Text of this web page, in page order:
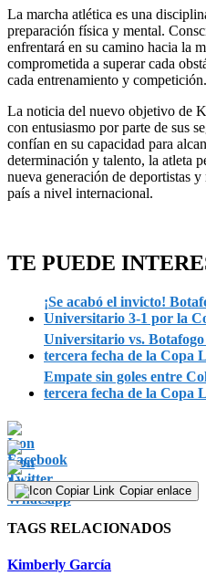
La marcha atlética es una
preparación física y mental.
enfrentará en su camino hacia la
comprometida a superar cada
cada entrenamiento y competición.
La noticia del nuevo objetivo de
con entusiasmo por parte de sus
confían en su capacidad para
determinación y talento, la atleta
nueva generación de deportistas
país a nivel internacional.
TE PUEDE
¡Se acabó el invicto!
Universitario 3-1 por la
Universitario vs.
tercera fecha de la Copa
Empate sin goles entre
tercera fecha de la Copa
Copiar enlace
TAGS RELACIONADOS
Kimberly García